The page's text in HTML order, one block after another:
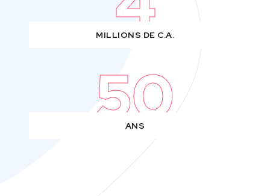
MILLIONS DE C.A.
50
ANS